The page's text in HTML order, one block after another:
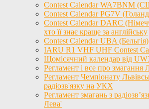
Contest Calendar WA7BNM
Contest Calendar PG7V
Contest Calendar DARC
хто її знає краще за англійську
Contest Calendar UBA (Бельгія)
IARU R1 VHF UHF Contest
Щомісячний календар від
Регламент і все про змагання
Регламент Чемпіонату
радіозв'язку на УКХ
Регламент змагань з
Лева'